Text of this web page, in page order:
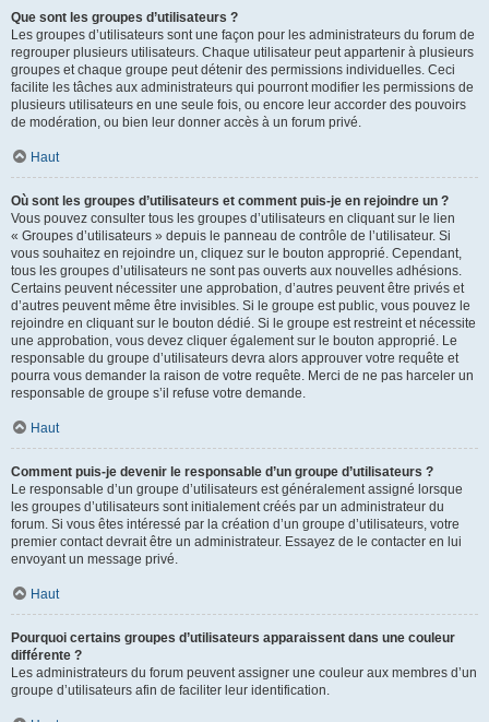
Que sont les groupes d’utilisateurs ?
Les groupes d’utilisateurs sont une façon pour les administrateurs du forum de
regrouper plusieurs utilisateurs. Chaque utilisateur peut appartenir à plusieurs
groupes et chaque groupe peut détenir des permissions individuelles. Ceci
facilite les tâches aux administrateurs qui pourront modifier les permissions de
plusieurs utilisateurs en une seule fois, ou encore leur accorder des pouvoirs
de modération, ou bien leur donner accès à un forum privé.
Haut
Où sont les groupes d’utilisateurs et comment puis-je en rejoindre un ?
Vous pouvez consulter tous les groupes d’utilisateurs en cliquant sur le lien
« Groupes d’utilisateurs » depuis le panneau de contrôle de l’utilisateur. Si
vous souhaitez en rejoindre un, cliquez sur le bouton approprié. Cependant,
tous les groupes d’utilisateurs ne sont pas ouverts aux nouvelles adhésions.
Certains peuvent nécessiter une approbation, d’autres peuvent être privés et
d’autres peuvent même être invisibles. Si le groupe est public, vous pouvez le
rejoindre en cliquant sur le bouton dédié. Si le groupe est restreint et nécessite
une approbation, vous devez cliquer également sur le bouton approprié. Le
responsable du groupe d’utilisateurs devra alors approuver votre requête et
pourra vous demander la raison de votre requête. Merci de ne pas harceler un
responsable de groupe s’il refuse votre demande.
Haut
Comment puis-je devenir le responsable d’un groupe d’utilisateurs ?
Le responsable d’un groupe d’utilisateurs est généralement assigné lorsque
les groupes d’utilisateurs sont initialement créés par un administrateur du
forum. Si vous êtes intéressé par la création d’un groupe d’utilisateurs, votre
premier contact devrait être un administrateur. Essayez de le contacter en lui
envoyant un message privé.
Haut
Pourquoi certains groupes d’utilisateurs apparaissent dans une couleur
différente ?
Les administrateurs du forum peuvent assigner une couleur aux membres d’un
groupe d’utilisateurs afin de faciliter leur identification.